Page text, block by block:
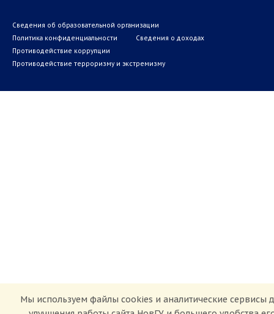
Сведения об образовательной организации
Политика конфиденциальности
Сведения о доходах
Противодействие коррупции
Противодействие терроризму и экстремизму
Мы используем файлы cookies и аналитические сервисы